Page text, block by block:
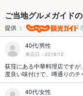
ご当地グルメガイド
提供 ：
40代/男性
来店日：2018/12
荻窪にある中華料理店です
度良い味付けで、噂通りのチ
40代/女性